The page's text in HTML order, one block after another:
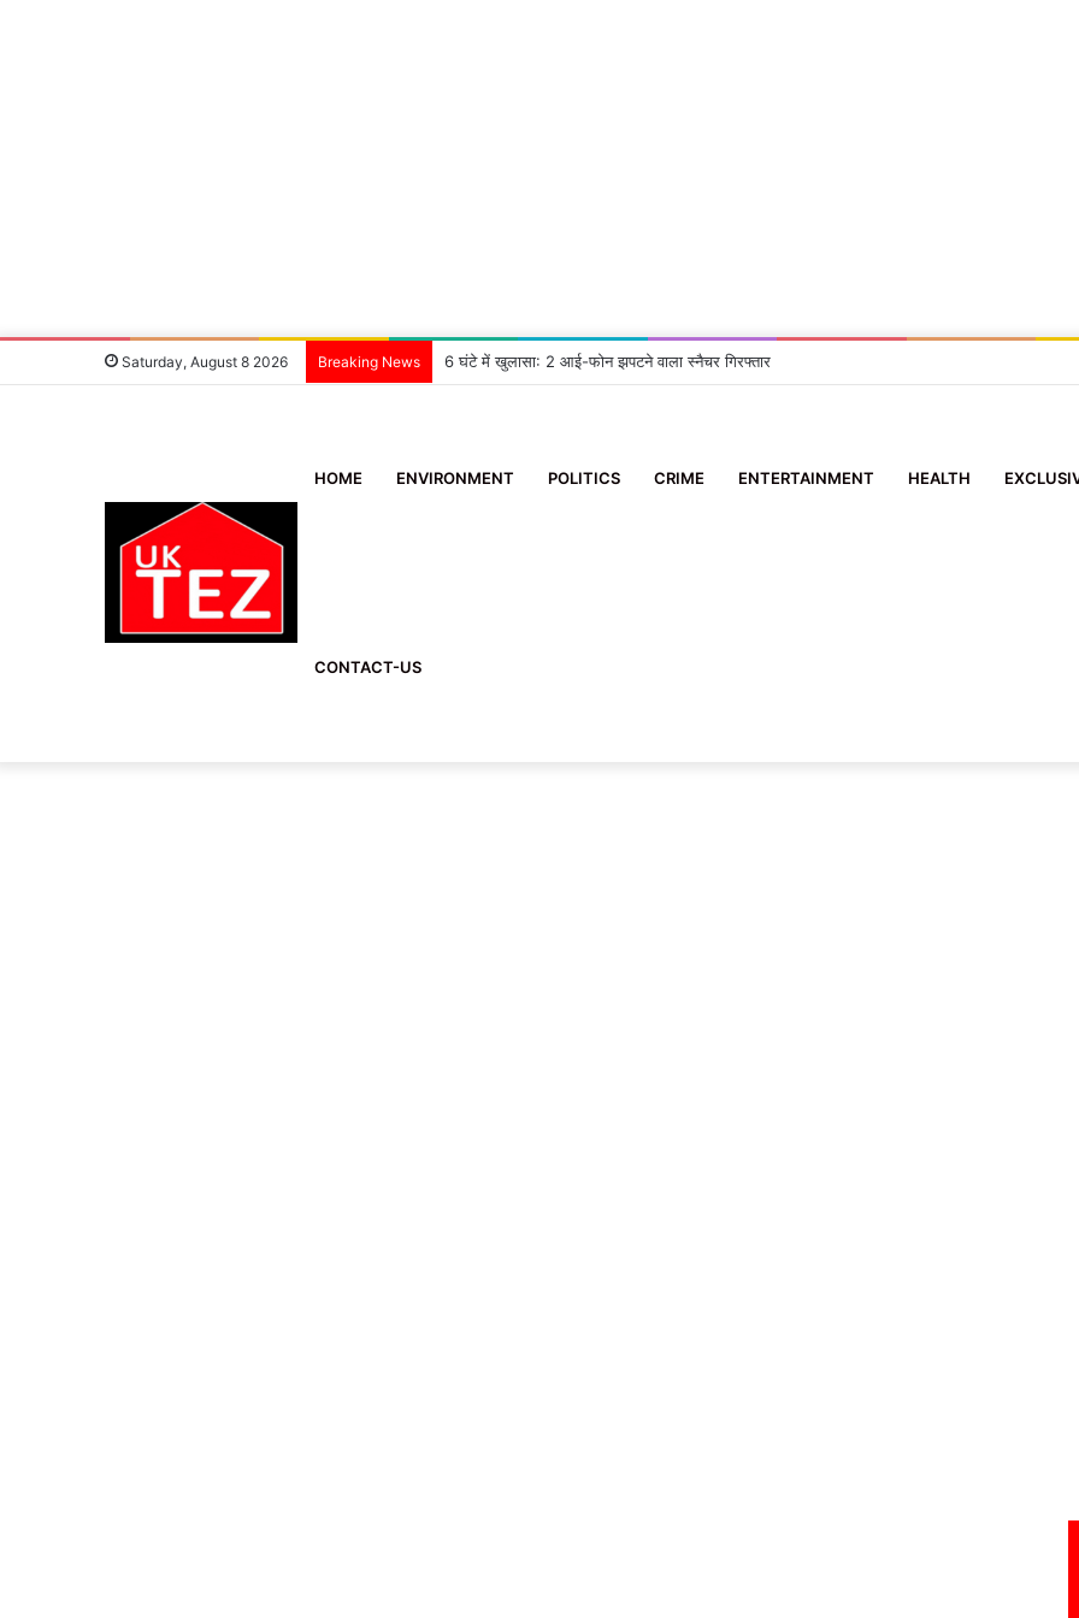
Saturday, August 8 2026 Breaking News 6 घंटे में खुलासा: 2 आई-फोन झपटने वाला स्नैचर गिरफ्तार
HOME ENVIRONMENT POLITICS CRIME ENTERTAINMENT HEALTH
CONTACT-US